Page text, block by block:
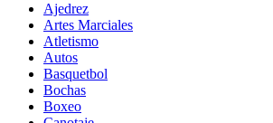
Ajedrez
Artes Marciales
Atletismo
Autos
Basquetbol
Bochas
Boxeo